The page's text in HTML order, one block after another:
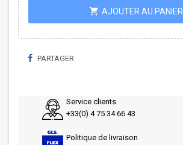
shopping_cart AJOUTER AU PANIER
PARTAGER
Service clients
+33(0) 4 75 34 66 43
Politique de livraison